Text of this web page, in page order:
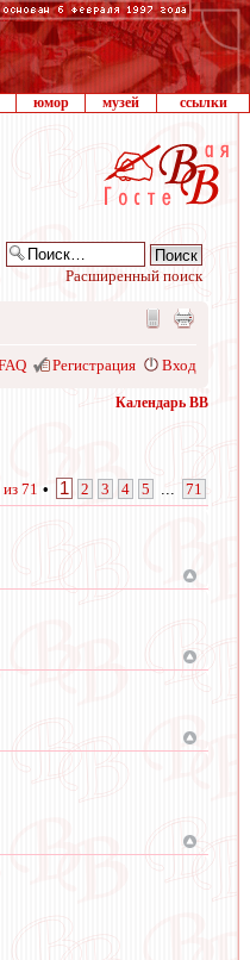
юмор музей ссылки
Расширенный поиск
Регистрация Вход
Календарь ВВ
из 71 • 1 2 3 4 5 71